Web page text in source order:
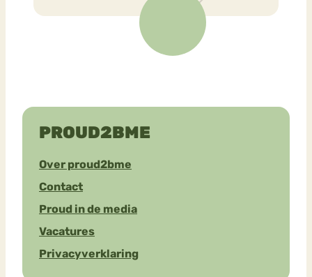
PROUD2BME
Over proud2bme
Contact
Proud in de media
Vacatures
Privacyverklaring